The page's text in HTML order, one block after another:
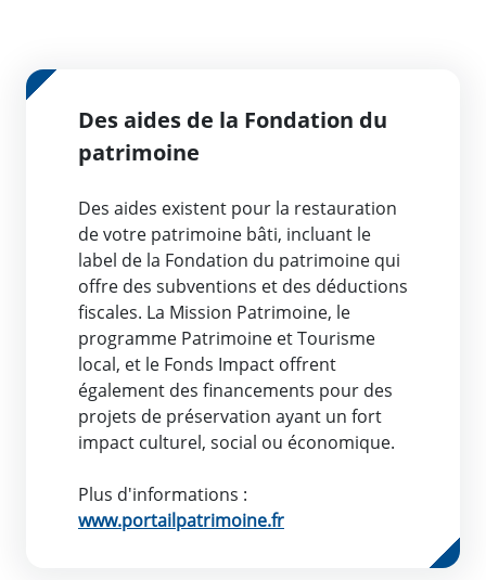
Des aides de la Fondation du
patrimoine
Des aides existent pour la restauration
de votre patrimoine bâti, incluant le
label de la Fondation du patrimoine qui
offre des subventions et des déductions
fiscales. La Mission Patrimoine, le
programme Patrimoine et Tourisme
local, et le Fonds Impact offrent
également des financements pour des
projets de préservation ayant un fort
impact culturel, social ou économique.
Plus d'informations :
www.portailpatrimoine.fr